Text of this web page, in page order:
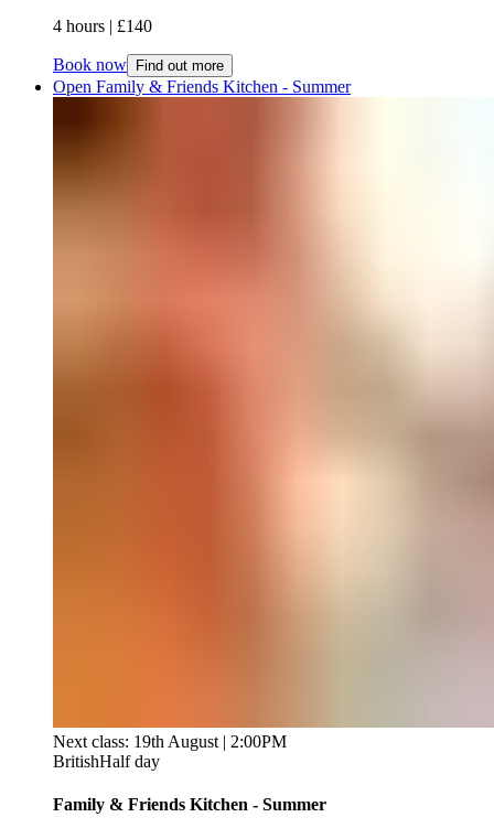
4 hours​​​​‌ ‍ ​‍​‍‌‍ ‌ ​‍‌‍‍‌‌‍‌ ‌‍‍‌‌‍ ‍​‍​‍​ ‍‍​‍​‍‌ ​ ‌‍​‌‌‍ ‍‌‍‍‌‌ ‌​‌ ‍‌​‍ ‍‌‍‍‌‌‍ ​‍​‍​‍ ​​‍​‍‌‍‍​‌ ​‍‌‍‌‌‌‍‌‍​‍​‍​ ‍‍​‍​‍‌‍‍​‌ ‌​‌ ‌​‌ ​​‌ ​ ​ ‍‍​‍ ​‍ ‌‍ ​​‍ ‌‌‍​‌‌‍ ‍‌‍‌​​‍ ‌‌ ​‍​‍ ‌‌‍‍​‌‍ ‌ ‌​‌‍‌‌‌‍ ​‌ ​ ​‍ ‌‌ ​ ‌ ‌​‌ ‌‌‌‍‌​‌‍‍‌‌‍ ​‍ ‍‌ ‌‍‌‍‌‌‌ ​‍‌‍​ ‌‍‌‌‌‍ ​​‍ ‍‌‍​‌‌ ​​‌ ​​​‍ ‌‍‍‌‌‍ ‍‌ ‌​‌‍‌‌‌‍ ‍‌ ‌​​‍ ‌‍‌‌‌‍‌​‌‍‍‌‌ ‌​​‍ ‌‍ ‌‌‍ ‌‍‌​‌‍‌‌​ ‌‌ ​​‌ ​‍‌‍‌‌‌ ​ ‌‍‌‌‌‍ ‍‌ ‌​‌‍​‌‌ ‌​‌‍‍‌‌‍ ‌‍ ‍​ ‍ ‌‍‍‌‌‍‌​​ ‌​ ​‍​ ‌‌‌‍‌​​ ‍‌​ ​‌​ ‍​​ ​‍​ ​‌​‍ ‌‌‍​‌​ ​‌​ ‌‌​ ​ ​‍ ‌​ ‌​‌‍‌​​ ‌‌​ ‌‌​‍ ‌‌‍​‌‌‍‌‍‌‍‌‌‌‍​‌​‍ ‌​ ‌ ​ ‌ ‌‍‌‌​ ‌​​ ‌ ​ ​ ​ ‌‍​ ‌​‌‍‌‍​ ​ ​ ​​​ ‌ ​ ‍ ‌ ‌​‌ ‍‌‌ ​​‌‍‌‌​ ‌‌‍‍​‌‍ ‌ ‌​‌‍‌‌‌‍ ​‌​​ ‌‍ ​‌‍​‌‌ ​ ‌ ​ ​ ‍ ‌ ​​‌‍​‌‌ ‌​‌‍‍​​ ‌‌ ‌​‌‍‍‌‌‍ ‌‌‍‌‌​ ‌‍​‍‌‍​‌‌ ​ ‌‍‌‌‌‌‌‌‌ ​‍‌‍ ​​ ‌‌‍‍​‌ ‌​‌ ‌​‌ ​​‌ ​ ​‍‌‌​ ​ ‌​​‌​‍‌‌​ ​‍‌​‌‍​‍‌‌​ ​‍‌​‌‍‌‍ ​​‍ ‌‌‍​‌‌‍ ‍‌‍‌​​‍ ‌‌ ​‍​‍ ‌‌‍‍​‌‍ ‌ ‌​‌‍‌‌‌‍ ​‌ ​ ​‍ ‌‌ ​ ‌ ‌​‌ ‌‌‌‍‌​‌‍‍‌‌‍ ​‍ ‍‌ ‌‍‌‍‌‌‌ ​‍‌‍​ ‌‍‌‌‌‍ ​​‍ ‍‌‍​‌‌ ​​‌ ​​​‍‌‍‌‍‍‌‌‍‌​​ ‌​ ​‍​ ‌‌‌‍‌​​ ‍‌​ ​‌​ ‍​​ ​‍​ ​‌​‍ ‌‌‍​‌​ ​‌​ ‌‌​ ​ ​‍ ‌​ ‌​‌‍‌​​ ‌‌​ ‌‌​‍ ‌‌‍​‌‌‍‌‍‌‍‌‌‌‍​‌​‍ ‌​ ‌ ​ ‌ ‌‍‌‌​ ‌​​ ‌ ​ ​ ​ ‌‍​ ‌​‌‍‌‍​ ​ ​ ​​​ ‌ ​‍‌‍‌ ‌​‌ ‍‌‌ ​​‌‍‌‌​ ‌‌‍‍​‌‍ ‌ ‌​‌‍‌‌‌‍ ​‌​​ ‌‍ ​‌‍​‌‌ ​ ‌ ​ ​‍‌‍‌ ​​‌‍​‌‌ ‌​‌‍‍​​ ‌‌ ‌​‌‍‍‌‌‍ ‌‌‍‌‌​‍‌‍‌ ​​‌‍‌‌‌ ​‍‌ ​ ‌ ​​‌‍‌‌‌‍​ ‌ ‌​‌‍‍‌‌ ‌‍‌‍‌‌​ ‌‌ ​​‌ ‌‌‌‍​‍‌‍ ​‌‍‍‌‌ ​ ‌‍‍​‌‍‌‌‌‍‌​​‍​‍‌ ‌ | £140​​​​‌ ‍ ​‍​‍‌‍ ‌ ​‍‌‍‍‌‌‍‌ ‌‍‍‌‌‍ ‍​‍​‍​ ‍‍​‍​‍‌ ​ ‌‍​‌‌‍ ‍‌‍‍‌‌ ‌​‌ ‍‌​‍ ‍‌‍‍‌‌‍ ​‍​‍​‍ ​​‍​‍‌‍‍​‌ ​‍‌‍‌‌‌‍‌‍​‍​‍​ ‍‍​‍​‍‌‍‍​‌ ‌​‌ ‌​‌ ​​‌ ​ ​ ‍‍​‍ ​‍ ‌‍ ​​‍ ‌‌‍​‌‌‍ ‍‌‍‌​​‍ ‌‌ ​‍​‍ ‌‌‍‍​‌‍ ‌ ‌​‌‍‌‌‌‍ ​‌ ​ ​‍ ‌‌ ​ ‌ ‌​‌ ‌‌‌‍‌​‌‍‍‌‌‍ ​‍ ‍‌ ‌‍‌‍‌‌‌ ​‍‌‍​ ‌‍‌‌‌‍ ​​‍ ‍‌‍​‌‌ ​​‌ ​​​‍ ‌‍‍‌‌‍ ‍‌ ‌​‌‍‌‌‌‍ ‍‌ ‌​​‍ ‌‍‌‌‌‍‌​‌‍‍‌‌ ‌​​‍ ‌‍ ‌‌‍ ‌‍‌​‌‍‌‌​ ‌‌ ​​‌ ​‍‌‍‌‌‌ ​ ‌‍‌‌‌‍ ‍‌ ‌​‌‍​‌‌ ‌​‌‍‍‌‌‍ ‌‍ ‍​ ‍ ‌‍‍‌‌‍‌​​ ‌​ ​‍​ ‌‌‌‍‌​​ ‍‌​ ​‌​ ‍​​ ​‍​ ​‌​‍ ‌‌‍​‌​ ​‌​ ‌‌​ ​ ​‍ ‌​ ‌​‌‍‌​​ ‌‌​ ‌‌​‍ ‌‌‍​‌‌‍‌‍‌‍‌‌‌‍​‌​‍ ‌​ ‌ ​ ‌ ‌‍‌‌​ ‌​​ ‌ ​ ​ ​ ‌‍​ ‌​‌‍‌‍​ ​ ​ ​​​ ‌ ​ ‍ ‌ ‌​‌ ‍‌‌ ​​‌‍‌‌​ ‌‌‍‍​‌‍ ‌ ‌​‌‍‌‌‌‍ ​‌​​ ‌‍ ​‌‍​‌‌ ​ ‌ ​ ​ ‍ ‌ ​​‌‍​‌‌ ‌​‌‍‍​​ ‌‌ ​​‌ ​‍‌‍‍‌‌‍​ ‌‍‌‌​ ‌‍​‍‌‍​‌‌ ​ ‌‍‌‌‌‌‌‌‌ ​‍‌‍ ​​ ‌‌‍‍​‌ ‌​‌ ‌​‌ ​​‌ ​ ​‍‌‌​ ​ ‌​​‌​‍‌‌​ ​‍‌​‌‍​‍‌‌​ ​‍‌​‌‍‌‍ ​​‍ ‌‌‍​‌‌‍ ‍‌‍‌​​‍ ‌‌ ​‍​‍ ‌‌‍‍​‌‍ ‌ ‌​‌‍‌‌‌‍ ​‌ ​ ​‍ ‌‌ ​ ‌ ‌​‌ ‌‌‌‍‌​‌‍‍‌‌‍ ​‍ ‍‌ ‌‍‌‍‌‌‌ ​‍‌‍​ ‌‍‌‌‌‍ ​​‍ ‍‌‍​‌‌ ​​‌ ​​​‍‌‍‌‍‍‌‌‍‌​​ ‌​ ​‍​ ‌‌‌‍‌​​ ‍‌​ ​‌​ ‍​​ ​‍​ ​‌​‍ ‌‌‍​‌​ ​‌​ ‌‌​ ​ ​‍ ‌​ ‌​‌‍‌​​ ‌‌​ ‌‌​‍ ‌‌‍​‌‌‍‌‍‌‍‌‌‌‍​‌​‍ ‌​ ‌ ​ ‌ ‌‍‌‌​ ‌​​ ‌ ​ ​ ​ ‌‍​ ‌​‌‍‌‍​ ​ ​ ​​​ ‌ ​‍‌‍‌ ‌​‌ ‍‌‌ ​​‌‍‌‌​ ‌‌‍‍​‌‍ ‌ ‌​‌‍‌‌‌‍ ​‌​​ ‌‍ ​‌‍​‌‌ ​ ‌ ​ ​‍‌‍‌ ​​‌‍​‌‌ ‌​‌‍‍​​ ‌‌ ​​‌ ​‍‌‍‍‌‌‍​ ‌‍‌‌​‍‌‍‌ ​​‌‍‌‌‌ ​‍‌ ​ ‌ ​​‌‍‌‌‌‍​ ‌ ‌​‌‍‍‌‌ ‌‍‌‍‌‌​ ‌‌ ​​‌ ‌‌‌‍​‍‌‍ ​‌‍‍‌‌ ​ ‌‍‍​‌‍‌‌‌‍‌​​‍​‍‌ ‌
Book now Find out more
Open Family & Friends Kitchen - Summer​​​​‌ ‍ ​‍​‍‌‍ ‌ ​‍‌‍‍‌‌‍‌ ‌‍‍‌‌‍ ‍​‍​‍​ ‍‍​‍​‍‌ ​ ‌‍​‌‌‍ ‍‌‍‍‌‌ ‌​‌ ‍‌​‍ ‍‌‍‍‌‌‍ ​‍​‍​‍ ​​‍​‍‌‍‍​‌ ​‍‌‍‌‌‌‍‌‍​‍​‍​ ‍‍​‍​‍‌‍‍​‌ ‌​‌ ‌​‌ ​​‌ ​ ​ ‍‍​‍ ​‍ ‌‍ ​​‍ ‌‌‍​‌‌‍ ‍‌‍‌​​‍ ‌‌ ​‍​‍ ‌‌‍‍​‌‍ ‌ ‌​‌‍‌‌‌‍ ​‌ ​ ​‍ ‌‌ ​ ‌ ‌​‌ ‌‌‌‍‌​‌‍‍‌‌‍ ​‍ ‍‌ ‌‍‌‍‌‌‌ ​‍‌‍​ ‌‍‌‌‌‍ ​​‍ ‍‌‍​‌‌ ​​‌ ​​​‍ ‌‍‍‌‌‍ ‍‌ ‌​‌‍‌‌‌‍ ‍‌ ‌​​‍ ‌‍‌‌‌‍‌​‌‍‍‌‌ ‌​​‍ ‌‍ ‌‌‍ ‌‍‌​‌‍‌‌​ ‌‌ ​​‌ ​‍‌‍‌‌‌ ​ ‌‍‌‌‌‍ ‍‌ ‌​‌‍​‌‌ ‌​‌‍‍‌‌‍ ‌‍ ‍​ ‍ ‌‍‍‌‌‍‌​​ ‌​ ‍‌​ ​ ​ ‍​​ ​‌​ ‌‍‌‍​‌‌‍‌​‌‍​ ​‍ ‌​ ‍‌​ ‍‌‌‍‌​​ ‍​​‍ ‌​ ‌​​ ​‌​ ‍‌​ ​‌​‍ ‌​ ‍​​ ‌‌‌‍‌‌​ ​​​‍ ‌​ ​‌​ ‍​​ ‍‌​ ‌‌‌‍‌​‌‍‌‌​ ‍​‌‍‌‌​ ​​​ ‌‍​ ‍​​ ​​​ ‍ ‌ ‌​‌ ‍‌‌ ​​‌‍‌‌​ ‌‌‍‍​‌‍ ‌ ‌​‌‍‌‌‌‍ ​‌​​ ‌‍ ​‌‍​‌‌ ​ ‌ ​ ​ ‍ ‌ ​​‌‍​‌‌ ‌​‌‍‍​​ ‌‌ ‌​‌‍‍‌‌ ‌​‌‍ ​‌‍‌‌​ ‌‍​‍‌‍​‌‌ ​ ‌‍‌‌‌‌‌‌‌ ​‍‌‍ ​​ ‌‌‍‍​‌ ‌​‌ ‌​‌ ​​‌ ​ ​‍‌‌​ ​ ‌​​‌​‍‌‌​ ​‍‌​‌‍​‍‌‌​ ​‍‌​‌‍‌‍ ​​‍ ‌‌‍​‌‌‍ ‍‌‍‌​​‍ ‌‌ ​‍​‍ ‌‌‍‍​‌‍ ‌ ‌​‌‍‌‌‌‍ ​‌ ​ ​‍ ‌‌ ​ ‌ ‌​‌ ‌‌‌‍‌​‌‍‍‌‌‍ ​‍ ‍‌ ‌‍‌‍‌‌‌ ​‍‌‍​ ‌‍‌‌‌‍ ​​‍ ‍‌‍​‌‌ ​​‌ ​​​‍‌‍‌‍‍‌‌‍‌​​ ‌​ ‍‌​ ​ ​ ‍​​ ​‌​ ‌‍‌‍​‌‌‍‌​‌‍​ ​‍ ‌​ ‍‌​ ‍‌‌‍‌​​ ‍​​‍ ‌​ ‌​​ ​‌​ ‍‌​ ​‌​‍ ‌​ ‍​​ ‌‌‌‍‌‌​ ​​​‍ ‌​ ​‌​ ‍​​ ‍‌​ ‌‌‌‍‌​‌‍‌‌​ ‍​‌‍‌‌​ ​​​ ‌‍​ ‍​​ ​​​‍‌‍‌ ‌​‌ ‍‌‌ ​​‌‍‌‌​ ‌‌‍‍​‌‍ ‌ ‌​‌‍‌‌‌‍ ​‌​​ ‌‍ ​‌‍​‌‌ ​ ‌ ​ ​‍‌‍‌ ​​‌‍​‌‌ ‌​‌‍‍​​ ‌‌ ‌​‌‍‍‌‌ ‌​‌‍ ​‌‍‌‌​‍‌‍‌ ​​‌‍‌‌‌ ​‍‌ ​ ‌ ​​‌‍‌‌‌‍​ ‌ ‌​‌‍‍‌‌ ‌‍‌‍‌‌​ ‌‌ ​​‌ ‌‌‌‍​‍‌‍ ​‌‍‍‌‌ ​ ‌‍‍​‌‍‌‌‌‍‌​​‍​‍‌ ‌
Next class: 19th August | 2:00PM
BritishHalf day
Family & Friends Kitchen - Summer​​​​‌ ‍ ​‍​‍‌‍ ‌ ​‍‌‍‍‌‌‍‌ ‌‍‍‌‌‍ ‍​‍​‍​ ‍‍​‍​‍‌ ​ ‌‍​‌‌‍ ‍‌‍‍‌‌ ‌​‌ ‍‌​‍ ‍‌‍‍‌‌‍ ​‍​‍​‍ ​​‍​‍‌‍‍​‌ ​‍‌‍‌‌‌‍‌‍​‍​‍​ ‍‍​‍​‍‌‍‍​‌ ‌​‌ ‌​‌ ​​‌ ​ ​ ‍‍​‍ ​‍ ‌‍ ​​‍ ‌‌‍​‌‌‍ ‍‌‍‌​​‍ ‌‌ ​‍​‍ ‌‌‍‍​‌‍ ‌ ‌​‌‍‌‌‌‍ ​‌ ​ ​‍ ‌‌ ​ ‌ ‌​‌ ‌‌‌‍‌​‌‍‍‌‌‍ ​‍ ‍‌ ‌‍‌‍‌‌‌ ​‍‌‍​ ‌‍‌‌‌‍ ​​‍ ‍‌‍​‌‌ ​​‌ ​​​‍ ‌‍‍‌‌‍ ‍‌ ‌​‌‍‌‌‌‍ ‍‌ ‌​​‍ ‌‍‌‌‌‍‌​‌‍‍‌‌ ‌​​‍ ‌‍ ‌‌‍ ‌‍‌​‌‍‌‌​ ‌‌ ​​‌ ​‍‌‍‌‌‌ ​ ‌‍‌‌‌‍ ‍‌ ‌​‌‍​‌‌ ‌​‌‍‍‌‌‍ ‌‍ ‍​ ‍ ‌‍‍‌‌‍‌​​ ‌​ ‍‌​ ​ ​ ‍​​ ​‌​ ‌‍‌‍​‌‌‍‌​‌‍​ ​‍ ‌​ ‍‌​ ‍‌‌‍‌​​ ‍​​‍ ‌​ ‌​​ ​‌​ ‍‌​ ​‌​‍ ‌​ ‍​​ ‌‌‌‍‌‌​ ​​​‍ ‌​ ​‌​ ‍​​ ‍‌​ ‌‌‌‍‌​‌‍‌‌​ ‍​‌‍‌‌​ ​​​ ‌‍​ ‍​​ ​​​ ‍ ‌ ‌​‌ ‍‌‌ ​​‌‍‌‌​ ‌‌‍‍​‌‍ ‌ ‌​‌‍‌‌‌‍ ​‌​​ ‌‍ ​‌‍​‌‌ ​ ‌ ​ ​ ‍ ‌ ​​‌‍​‌‌ ‌​‌‍‍​​ ‌‌ ‌​‌‍‍‌‌ ‌​‌‍ ​‌‍‌‌​ ‌‍​‍‌‍​‌‌ ​ ‌‍‌‌‌‌‌‌‌ ​‍‌‍ ​​ ‌‌‍‍​‌ ‌​‌ ‌​‌ ​​‌ ​ ​‍‌‌​ ​ ‌​​‌​‍‌‌​ ​‍‌​‌‍​‍‌‌​ ​‍‌​‌‍‌‍ ​​‍ ‌‌‍​‌‌‍ ‍‌‍‌​​‍ ‌‌ ​‍​‍ ‌‌‍‍​‌‍ ‌ ‌​‌‍‌‌‌‍ ​‌ ​ ​‍ ‌‌ ​ ‌ ‌​‌ ‌‌‌‍‌​‌‍‍‌‌‍ ​‍ ‍‌ ‌‍‌‍‌‌‌ ​‍‌‍​ ‌‍‌‌‌‍ ​​‍ ‍‌‍​‌‌ ​​‌ ​​​‍‌‍‌‍‍‌‌‍‌​​ ‌​ ‍‌​ ​ ​ ‍​​ ​‌​ ‌‍‌‍​‌‌‍‌​‌‍​ ​‍ ‌​ ‍‌​ ‍‌‌‍‌​​ ‍​​‍ ‌​ ‌​​ ​‌​ ‍‌​ ​‌​‍ ‌​ ‍​​ ‌‌‌‍‌‌​ ​​​‍ ‌​ ​‌​ ‍​​ ‍‌​ ‌‌‌‍‌​‌‍‌‌​ ‍​‌‍‌‌​ ​​​ ‌‍​ ‍​​ ​​​‍‌‍‌ ‌​‌ ‍‌‌ ​​‌‍‌‌​ ‌‌‍‍​‌‍ ‌ ‌​‌‍‌‌‌‍ ​‌​​ ‌‍ ​‌‍​‌‌ ​ ‌ ​ ​‍‌‍‌ ​​‌‍​‌‌ ‌​‌‍‍​​ ‌‌ ‌​‌‍‍‌‌ ‌​‌‍ ​‌‍‌‌​‍‌‍‌ ​​‌‍‌‌‌ ​‍‌ ​ ‌ ​​‌‍‌‌‌‍​ ‌ ‌​‌‍‍‌‌ ‌‍‌‍‌‌​ ‌‌ ​​‌ ‌‌‌‍​‍‌‍ ​‌‍‍‌‌ ​ ‌‍‍​‌‍‌‌‌‍‌​​‍​‍‌ ‌